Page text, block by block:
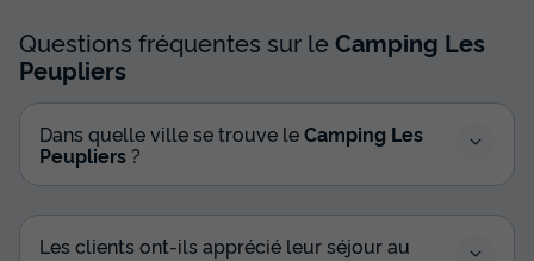
Questions fréquentes sur leCamping Les
Peupliers
Dans quelle ville se trouve leCamping Les
Peupliers ?
Les clients ont-ils apprécié leur séjour au